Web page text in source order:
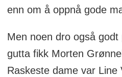
enn om å oppnå gode
Men noen dro også
gutta fikk Morten
Raskeste dame var Line